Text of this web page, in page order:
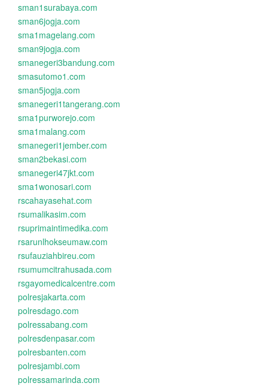
sman1surabaya.com
sman6jogja.com
sma1magelang.com
sman9jogja.com
smanegeri3bandung.com
smasutomo1.com
sman5jogja.com
smanegeri1tangerang.com
sma1purworejo.com
sma1malang.com
smanegeri1jember.com
sman2bekasi.com
smanegeri47jkt.com
sma1wonosari.com
rscahayasehat.com
rsumalikasim.com
rsuprimaintimedika.com
rsarunlhokseumaw.com
rsufauziahbireu.com
rsumumcitrahusada.com
rsgayomedicalcentre.com
polresjakarta.com
polresdago.com
polressabang.com
polresdenpasar.com
polresbanten.com
polresjambi.com
polressamarinda.com